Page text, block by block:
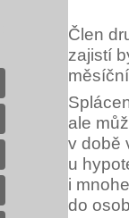
Člen
zajistí
ale
v době
u
i
do